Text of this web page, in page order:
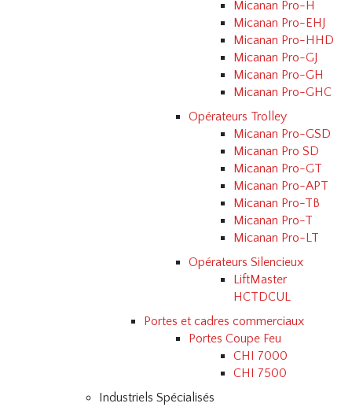
Micanan Pro-H
Micanan Pro-EHJ
Micanan Pro-HHD
Micanan Pro-GJ
Micanan Pro-GH
Micanan Pro-GHC
Opérateurs Trolley
Micanan Pro-GSD
Micanan Pro SD
Micanan Pro-GT
Micanan Pro-APT
Micanan Pro-TB
Micanan Pro-T
Micanan Pro-LT
Opérateurs Silencieux
LiftMaster
HCTDCUL
Portes et cadres commerciaux
Portes Coupe Feu
CHI 7000
CHI 7500
Industriels Spécialisés